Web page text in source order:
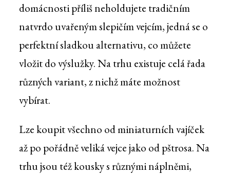
domácnosti příliš neholdujete tradičním
natvrdo uvařeným slepičím vejcím, jedná se o
perfektní sladkou alternativu, co můžete
vložit do výslužky. Na trhu existuje celá řada
různých variant, z nichž máte možnost
vybírat.
Lze koupit všechno od miniaturních vajíček
až po pořádně veliká vejce jako od pštrosa. Na
trhu jsou též kousky s různými náplněmi,